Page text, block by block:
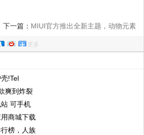
下一篇： MIUI官方推出全新主题，动物元素
更多
!Tel
爽到炸裂
可手机
商城下载
榜，人族